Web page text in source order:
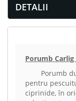
DETALII
Porumb
Porumb
pentru
ciprinide, în